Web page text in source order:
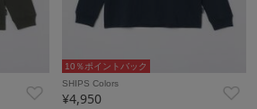
10％ポイントバック
SHIPS Colors
¥4,950